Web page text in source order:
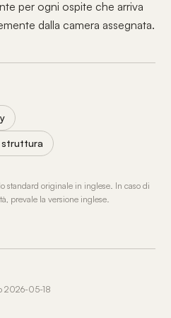
per ogni ospite che arriva
dalla camera assegnata.
struttura
standard originale in inglese. In caso di
prevale la versione inglese.
2026-05-18